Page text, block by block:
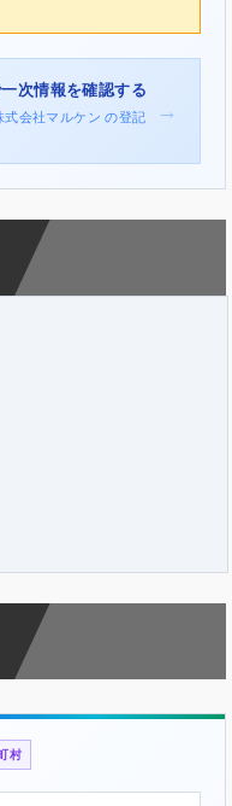
次情報を確認する
会社マルケン の登記
→
村